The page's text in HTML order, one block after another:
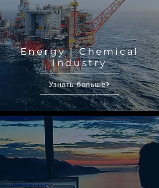
Energy | Chemical
Industry
Узнать больше